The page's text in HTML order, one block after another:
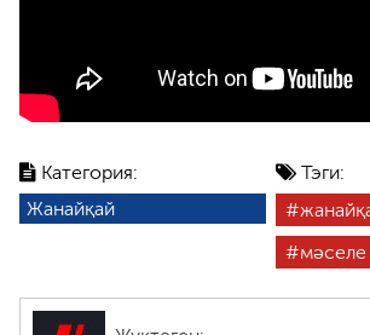
Категория:
Жанайқай
Тэги:
мәселе